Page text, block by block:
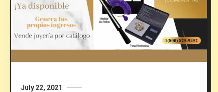
July 22, 2021